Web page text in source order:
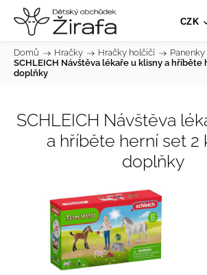
CZK
Domů / Hračky / Hračky holčičí /
SCHLEICH Návštěva lékaře u klisny a hříběte
doplňky
SCHLEICH Návštěva
a hříběte herní set 2
doplňky